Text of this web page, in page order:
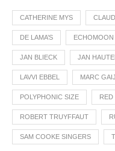
CATHERINE MYS
DE LAMA’S ECHOMOON
JAN BLIECK JAN
LAVVI EBBEL MARC GAIJ
POLYPHONIC SIZE RED
ROBERT TRUYFFAUT
SAM COOKE SINGERS